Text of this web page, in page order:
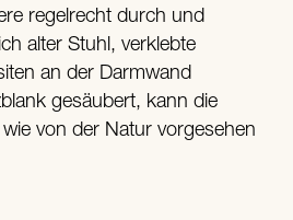
regelrecht durch und
alter Stuhl, verklebte
an der Darmwand
gesäubert, kann die
von der Natur vorgesehen